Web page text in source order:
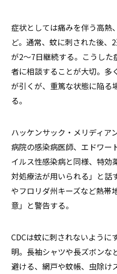
症状としては痛みを伴う高熱
ど。通常、蚊に刺された後、
が2〜7日継続する。こうした
者に相談することが大切。多
が引くが、重篤な状態に陥る
る。
ハッケンサック・メリディア
病院の感染病医師、エドワー
イルス性感染病と同様、特効
対処療法が用いられる」と話
やフロリダ州キーズなど熱帯
意」と警告する。
CDCは蚊に刺されないように
明。長袖シャツや長ズボンな
避ける、網戸や蚊帳、虫除け